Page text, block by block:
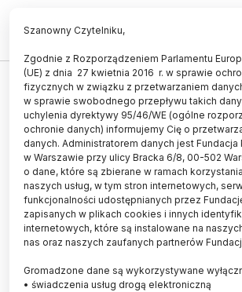
ZDROWIE
Pierwsze na świecie
dzieci z AZS
specjaliści
06.09.2020
aktualizacja: 06.09.2020
3 minuty czytania
Szanowny Czytelniku,
Zgodnie z Rozporządzeniem Parlamentu
(UE) z dnia 27 kwietnia 2016 r. w sprawie
fizycznych w związku z przetwarzaniem
w sprawie swobodnego przepływu takich
uchylenia dyrektywy 95/46/WE (ogólne
ochronie danych) informujemy Cię o
danych. Administratorem danych jest Fundacja
w Warszawie przy ulicy Bracka 6/8, 00-502
o dane, które są zbierane w ramach
naszych usług, w tym stron internetowych,
funkcjonalności udostępnianych przez
zapisanych w plikach cookies i innych
internetowych, które są instalowane na
nas oraz naszych zaufanych partnerów
Gromadzone dane są wykorzystywane
• świadczenia usług drogą elektroniczną